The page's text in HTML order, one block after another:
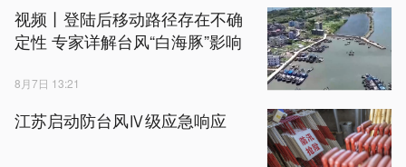
视频丨登陆后移动路径存在不确
定性 专家详解台风“白海豚”影响
8月7日 13:21
江苏启动防台风Ⅳ级应急响应